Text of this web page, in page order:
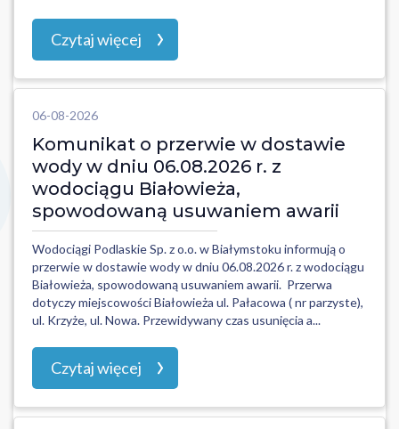
Czytaj więcej
06-08-2026
Komunikat o przerwie w dostawie
wody w dniu 06.08.2026 r. z
wodociągu Białowieża,
spowodowaną usuwaniem awarii
Wodociągi Podlaskie Sp. z o.o. w Białymstoku informują o
przerwie w dostawie wody w dniu 06.08.2026 r. z wodociągu
Białowieża, spowodowaną usuwaniem awarii. Przerwa
dotyczy miejscowości Białowieża ul. Pałacowa ( nr parzyste),
ul. Krzyże, ul. Nowa. Przewidywany czas usunięcia a...
Czytaj więcej